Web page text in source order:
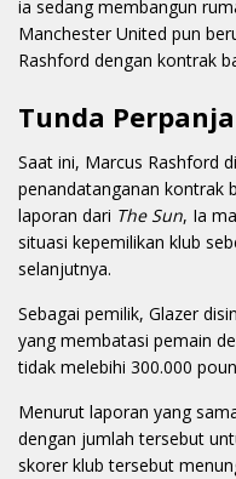
ia sedang membangun
Manchester United pun
Rashford dengan kontrak
Tunda
Saat ini, Marcus Rashford
penandatanganan kontrak
laporan dari The Sun, Ia
situasi kepemilikan klub
selanjutnya.
Sebagai pemilik, Glazer
yang membatasi pemain
tidak melebihi 300.000
Menurut laporan yang
dengan jumlah tersebut
skorer klub tersebut